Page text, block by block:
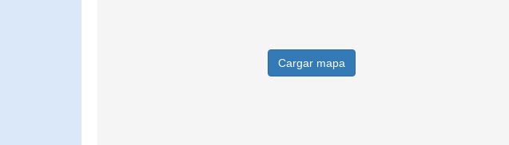
Cargar mapa